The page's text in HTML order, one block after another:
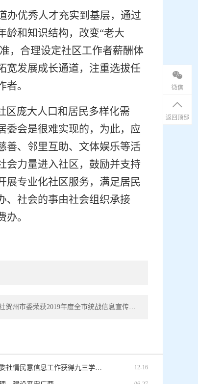
办优秀人才充实到基层，通过
龄和知识结构，改变“老大
，合理设定社区工作者薪酬体
宽发展成长通道，注重选拔任
。
区庞大人口和居民多样化需
委会是很难实现的，为此，应
善、邻里互助、文体娱乐等活
会力量进入社区，鼓励并支持
展专业化社区服务，满足居民
、社会的事由社会组织承接
。
下一篇： 九三学社贺州市委荣获2019年度全市统战信息宣传工作先进单位
九三学社广西区委社情民意信息工作获得九三学社中央表彰 12-16
微信
返回顶部